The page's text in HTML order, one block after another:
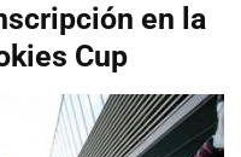
en la
Cup